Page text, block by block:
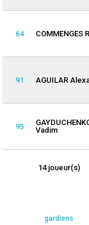
64 COMMENGES
91 AGUILAR
95
Vadim
14 joueur(s)
gardiens